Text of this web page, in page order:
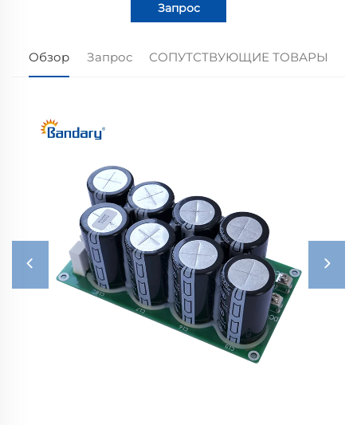
Запрос
Обзор Запрос СОПУТСТВУЮЩИЕ ТОВАРЫ